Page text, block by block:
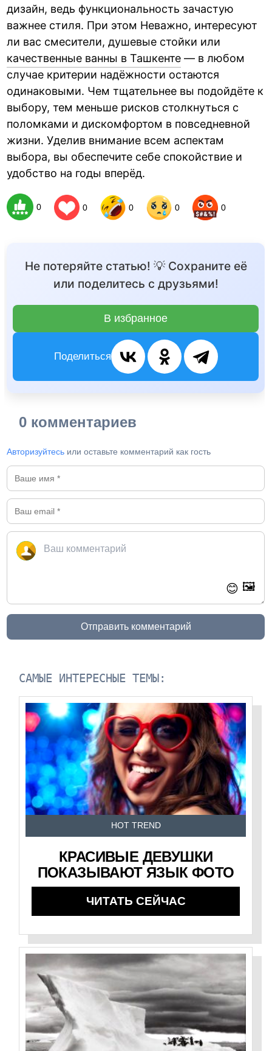
дизайн, ведь функциональность зачастую
важнее стиля. При этом Неважно, интересуют
ли вас смесители, душевые стойки или
качественные ванны в Ташкенте — в любом
случае критерии надёжности остаются
одинаковыми. Чем тщательнее вы подойдёте к
выбору, тем меньше рисков столкнуться с
поломками и дискомфортом в повседневной
жизни. Уделив внимание всем аспектам
выбора, вы обеспечите себе спокойствие и
удобство на годы вперёд.
0 0 0 0 0
Не потеряйте статью! 💡 Сохраните её
или поделитесь с друзьями!
В избранное
Поделиться
0 комментариев
Авторизуйтесь или оставьте комментарий как гость
😊 🖼️
Отправить комментарий
САМЫЕ ИНТЕРЕСНЫЕ ТЕМЫ:
HOT TREND
КРАСИВЫЕ ДЕВУШКИ
ПОКАЗЫВАЮТ ЯЗЫК ФОТО
ЧИТАТЬ СЕЙЧАС